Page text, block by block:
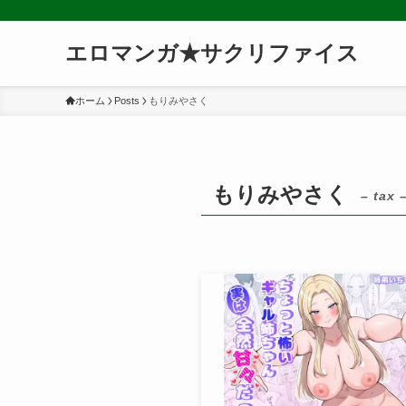
エロマンガ★サクリファイス
ホーム Posts もりみやさく
もりみやさく – tax